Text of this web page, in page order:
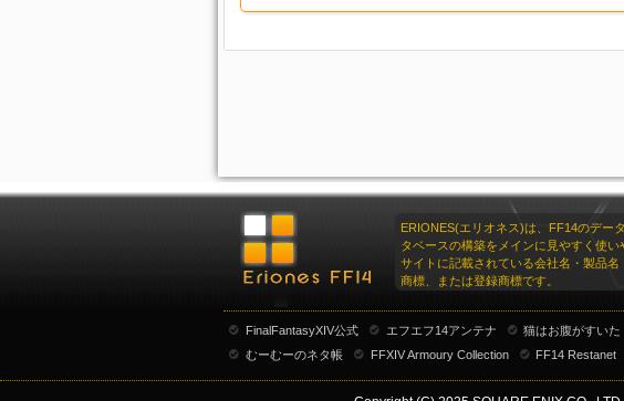
ERIONES(エリオネス)は、FF14のデー
タベースの構築をメインに見やすく使い
サイトに記載されている会社名・製品
商標、または登録商標です。
FinalFantasyXIV公式 エフエフ14アンテナ 猫はお腹がすいた
むーむーのネタ帳
FFXIV Armoury Collection FF14 Restanet